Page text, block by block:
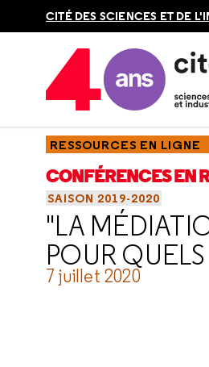
CITÉ DES SCIENCES ET DE
Accueil Ressources
RESSOURCES EN LIGNE
CONFÉRENCES EN
SAISON 2019-2020
"LA
POUR
7 juillet 2020